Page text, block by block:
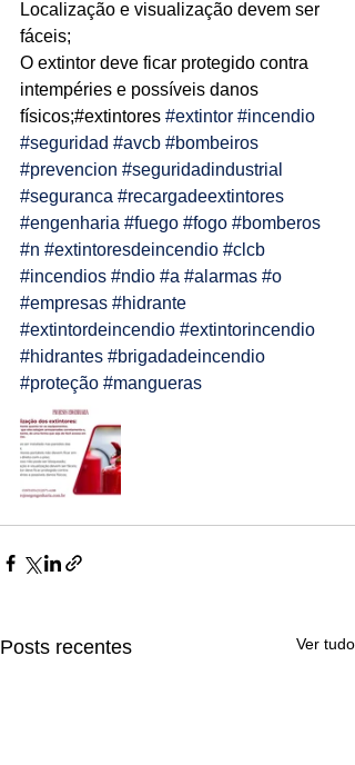
Localização e visualização devem ser
fáceis;
O extintor deve ficar protegido contra
intempéries e possíveis danos
físicos;#extintores #extintor #incendio
#seguridad #avcb #bombeiros
#prevencion #seguridadindustrial
#seguranca #recargadeextintores
#engenharia #fuego #fogo #bomberos
#n #extintoresdeincendio #clcb
#incendios #ndio #a #alarmas #o
#empresas #hidrante
#extintordeincendio #extintorincendio
#hidrantes #brigadadeincendio
#proteção #mangueras
Posts recentes Ver tudo